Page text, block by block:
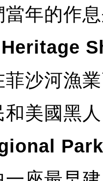
年的作
菲沙河漁
和美國黑
Park